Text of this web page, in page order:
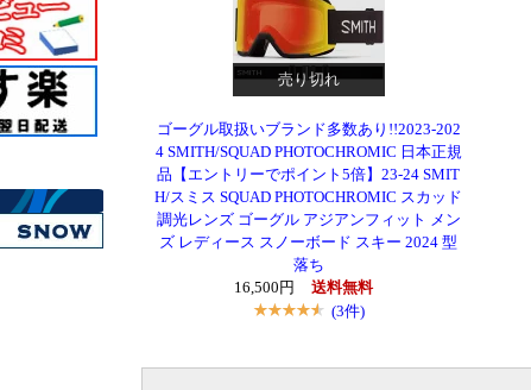
売り切れ
ゴーグル取扱いブランド多数あり!!2023-202
4 SMITH/SQUAD PHOTOCHROMIC 日本正規
品【エントリーでポイント5倍】23-24 SMIT
H/スミス SQUAD PHOTOCHROMIC スカッド
調光レンズ ゴーグル アジアンフィット メン
ズ レディース スノーボード スキー 2024 型
落ち
16,500円
送料無料
(3件)